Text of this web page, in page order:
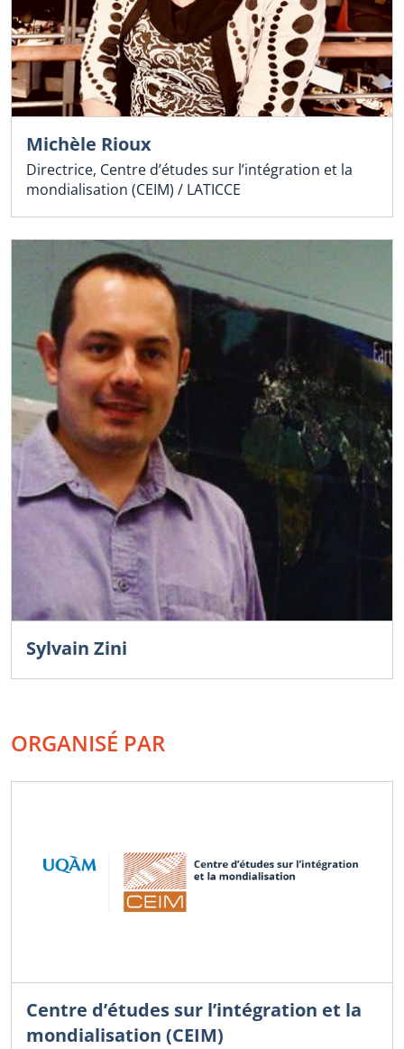
Michèle Rioux
Directrice, Centre d’études sur l’intégration et la
mondialisation (CEIM) / LATICCE
Sylvain Zini
ORGANISÉ PAR
Centre d’études sur l’intégration et la
mondialisation (CEIM)